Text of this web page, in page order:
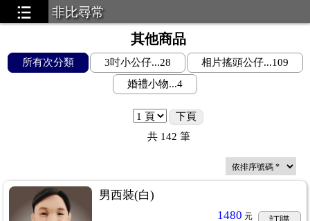
非比尋常
其他商品
所有次分類 3吋小公仔...28
相片搖頭公仔...109
婚禮小物...4
下頁
共 142 筆
男西裝(白)
1480 元